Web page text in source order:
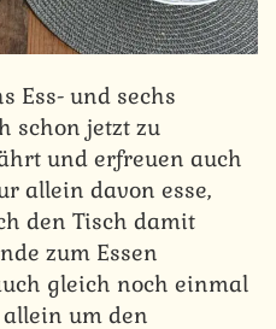
Ess- und sechs
schon jetzt zu
und erfreuen auch
allein davon esse,
den Tisch damit
zum Essen
gleich noch einmal
allein um den